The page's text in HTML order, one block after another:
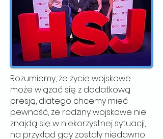
Rozumiemy, że życie wojskowe
może wiązać się z dodatkową
presją, dlatego chcemy mieć
pewność, że rodziny wojskowe nie
znajdą się w niekorzystnej sytuacji,
na przykład gdy zostały niedawno